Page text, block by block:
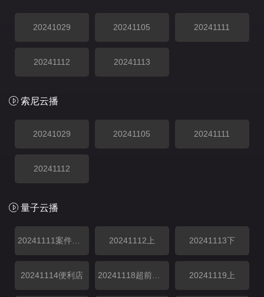
20241029 20241105 20241111
20241112 20241113
索尼云播
20241029 20241105 20241111
20241112
量子云播
20241112上 20241113下
20241114便利店 20241118超前彩蛋 20241119上